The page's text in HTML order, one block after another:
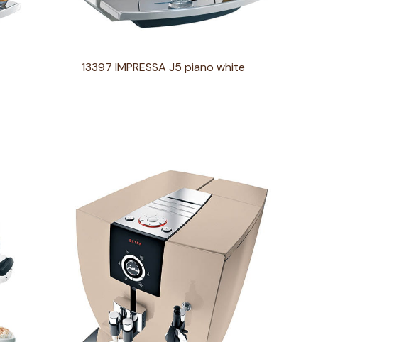
13397 IMPRESSA J5 piano white